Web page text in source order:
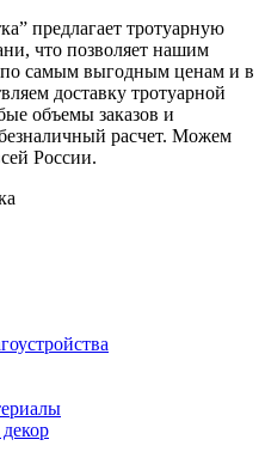
предлагает тротуарную
что позволяет нашим
самым выгодным ценам и в
доставку тротуарной
объемы заказов и
расчет. Можем
России.